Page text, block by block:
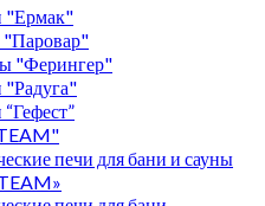
"Ермак"
"Паровар"
"Ферингер"
"Радуга"
печи для бани и сауны